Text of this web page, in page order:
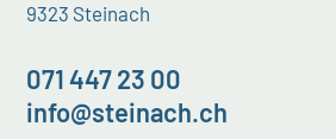
9323 Steinach
071 447 23 00
info@steinach.ch